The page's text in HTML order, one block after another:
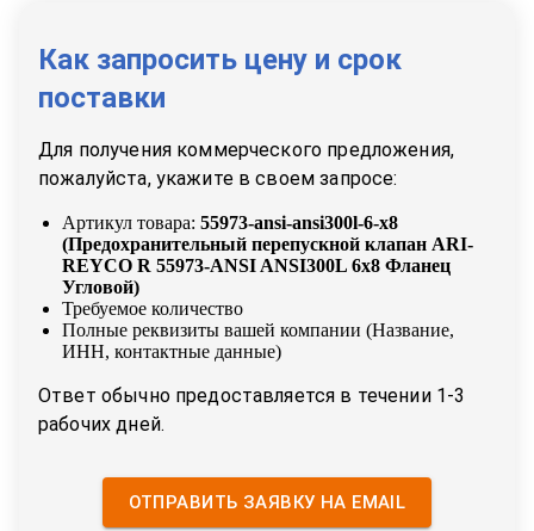
Как запросить цену и срок
поставки
Для получения коммерческого предложения,
пожалуйста, укажите в своем запросе:
Артикул товара: 55973-ansi-ansi300l-6-x8
(Предохранительный перепускной клапан ARI-
REYCO R 55973-ANSI ANSI300L 6x8 Фланец
Угловой)
Требуемое количество
Полные реквизиты вашей компании (Название,
ИНН, контактные данные)
Ответ обычно предоставляется в течении 1-3
рабочих дней.
ОТПРАВИТЬ ЗАЯВКУ НА EMAIL